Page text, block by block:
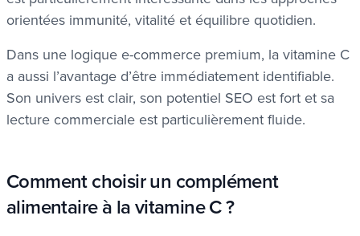
orientées immunité, vitalité et équilibre quotidien.
Dans une logique e-commerce premium, la vitamine C
a aussi l’avantage d’être immédiatement identifiable.
Son univers est clair, son potentiel SEO est fort et sa
lecture commerciale est particulièrement fluide.
Comment choisir un complément
alimentaire à la vitamine C ?